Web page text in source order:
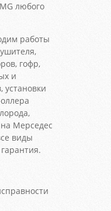
любого
работы
гофр,
и
установки
Мерседес
виды